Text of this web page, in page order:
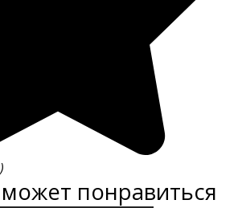
понравиться